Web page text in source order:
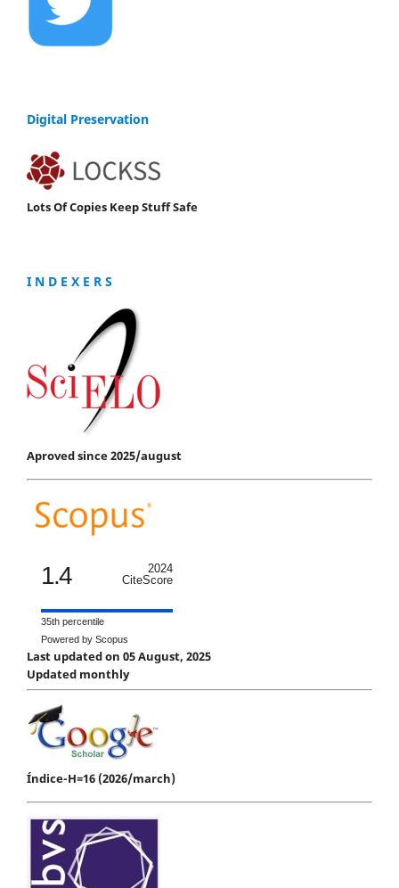
Digital Preservation
Lots Of Copies Keep Stuff Safe
I N D E X E R S
Aproved since 2025/august
1.4
2024
CiteScore
35th percentile
Powered by Scopus
Last updated on 05 August, 2025
Updated monthly
Índice-H=16 (2026/march)